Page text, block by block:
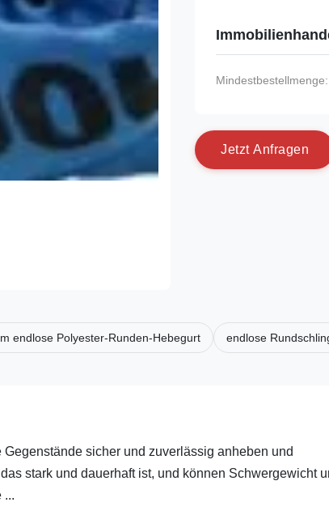
Mindestbestellmenge:
Jetzt Anfragen
endlose Polyester-Runden-Hebegurt endlose
sicher und zuverlässig anheben und
stark und dauerhaft ist, und können Schwergewicht
...